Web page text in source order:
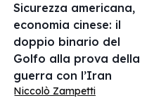
Sicurezza americana,
economia cinese: il
doppio binario del
Golfo alla prova della
guerra con l’Iran
Niccolò Zampetti